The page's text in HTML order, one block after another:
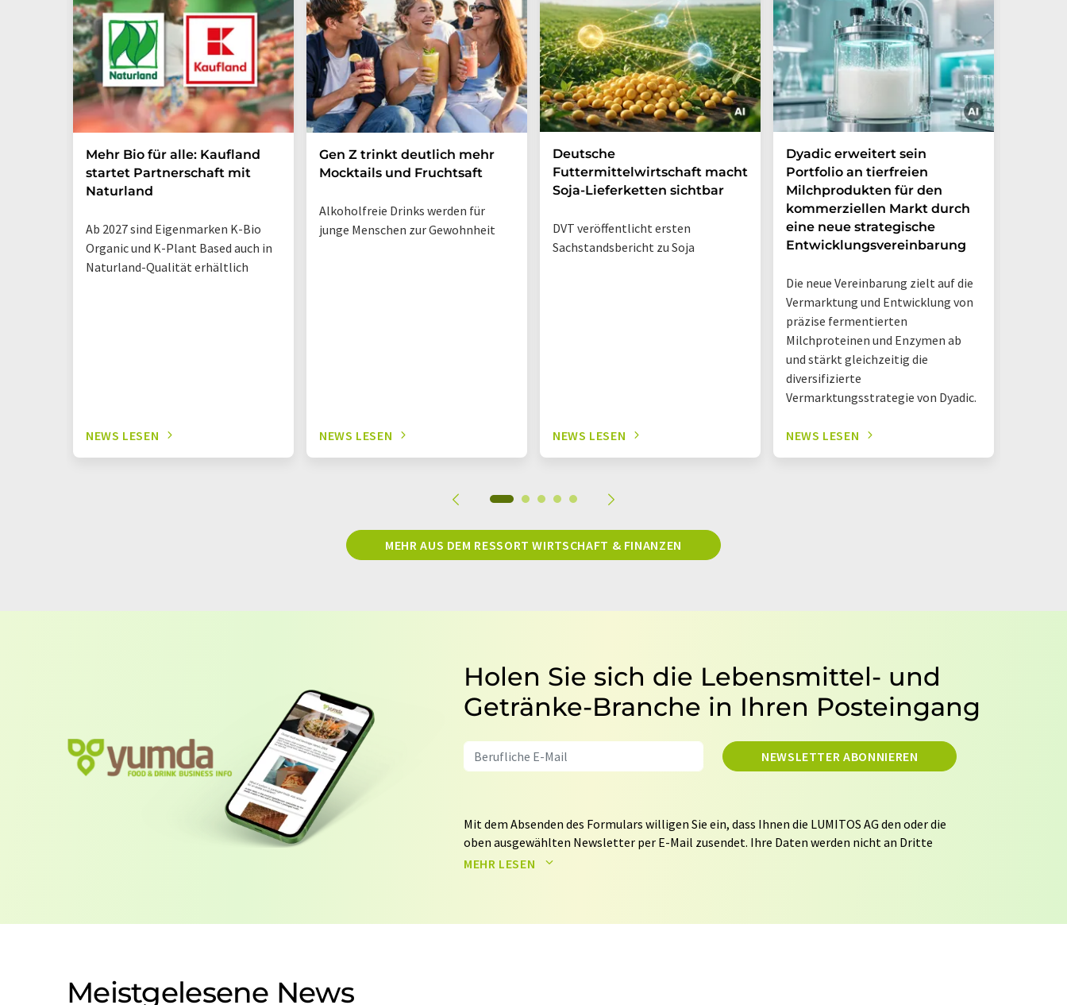
Mehr Bio für alle: Kaufland
startet Partnerschaft mit
Naturland
Ab 2027 sind Eigenmarken K-Bio
Organic und K-Plant Based auch in
Naturland-Qualität erhältlich
NEWS LESEN
Gen Z trinkt deutlich mehr
Mocktails und Fruchtsaft
Alkoholfreie Drinks werden für
junge Menschen zur Gewohnheit
NEWS LESEN
Deutsche
Futtermittelwirtschaft macht
Soja-Lieferketten sichtbar
DVT veröffentlicht ersten
Sachstandsbericht zu Soja
NEWS LESEN
Dyadic erweitert sein
Portfolio an tierfreien
Milchprodukten für den
kommerziellen Markt durch
eine neue strategische
Entwicklungsvereinbarung
Die neue Vereinbarung zielt auf die
Vermarktung und Entwicklung von
präzise fermentierten
Milchproteinen und Enzymen ab
und stärkt gleichzeitig die
diversifizierte
Vermarktungsstrategie von Dyadic.
NEWS LESEN
MEHR AUS DEM RESSORT WIRTSCHAFT & FINANZEN
Holen Sie sich die Lebensmittel- und
Getränke-Branche in Ihren Posteingang
NEWSLETTER ABONNIEREN
Mit dem Absenden des Formulars willigen Sie ein, dass Ihnen die LUMITOS AG den oder die
oben ausgewählten Newsletter per E-Mail zusendet. Ihre Daten werden nicht an Dritte
weitergegeben. Die Speicherung und Verarbeitung Ihrer Daten durch die LUMITOS AG erfolgt
MEHR LESEN
Meistgelesene News